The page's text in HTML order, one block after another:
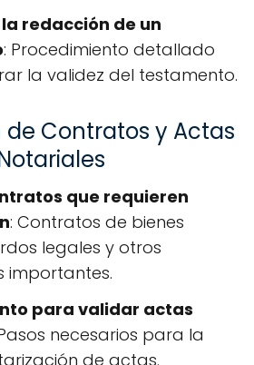
redacción de un
: Procedimiento detallado
la validez del testamento.
de Contratos y Actas
que requieren
: Contratos de bienes
legales y otros
importantes.
para validar actas
necesarios para la
de actas.